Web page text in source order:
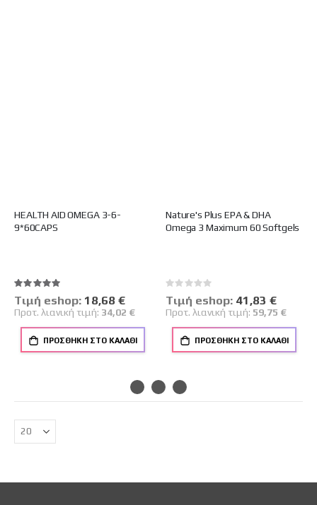
HEALTH AID OMEGA 3-6-
9*60CAPS
Βαθμολογία:
100%
Tιμή eshop: Ειδική
Τιμή
18,68 €
Προτ. λιανική τιμή: 34,02 €
ΠΡΟΣΘΉΚΗ ΣΤΟ ΚΑΛΆΘΙ
Nature's Plus EPA & DHA
Omega 3 Maximum 60 Softgels
Rating:
0%
Tιμή eshop: Ειδική
Τιμή
41,83 €
Προτ. λιανική τιμή: 59,75 €
ΠΡΟΣΘΉΚΗ ΣΤΟ ΚΑΛΆΘΙ